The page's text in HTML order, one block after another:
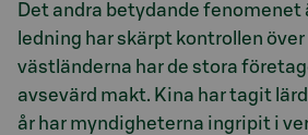
Det andra betydande fenomenet
ledning har skärpt kontrollen över
västländerna har de stora
avsevärd makt. Kina har tagit
år har myndigheterna ingripit i